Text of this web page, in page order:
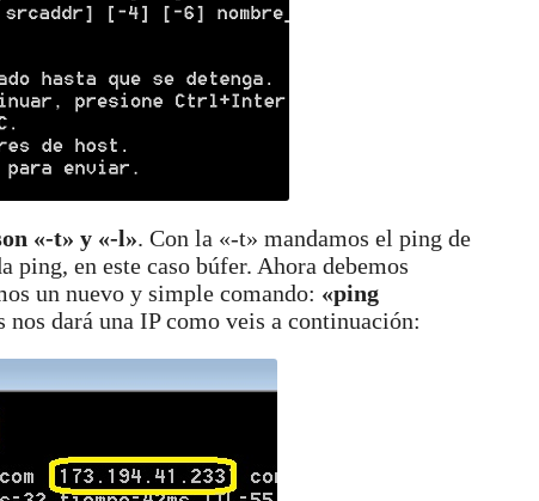
«-t» y «-l». Con la «-t» mandamos el ping de
en este caso búfer. Ahora debemos
un nuevo y simple comando: «ping
dará una IP como veis a continuación: